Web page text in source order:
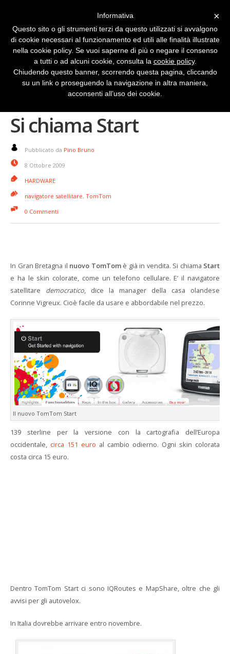
Ecco il nuovo TomTom.
Si chiama Start
Pubblicato da Pino Bruno
8 Ottobre 2009
HARDWARE
navigatore satellitare, TomTom
0 Commenti
In Gran Bretagna il nuovo TomTomè già in vendita. Si chiama Start
e ha le skin colorate, come un telefono cellulare. E’ il navigatore
satellitare democratico, dice la manager della casa olandese
Corinne Vigreux. Cioè facile da usare e abbordabile nel prezzo.
Il nuovo TomTom Start
139 sterline per la versione con la cartografia dell’Europa
occidentale, circa 151 euro al cambio odierno. Ogni skin colorata
costa circa 15 euro.
Dentro TomTom Start ci sono IQRoutes e MapShare, oltre che gli
avvisi per gli autovelox.
In Italia dovrebbe arrivare entro novembre.
×
Informativa
Questo sito o gli strumenti terzi da questo utilizzati si avvalgono
di cookie necessari al funzionamento ed utili alle finalità illustrate
nella cookie policy. Se vuoi saperne di più o negare il consenso
a tutti o ad alcuni cookie, consulta la cookie policy.
Chiudendo questo banner, scorrendo questa pagina, cliccando
su un link o proseguendo la navigazione in altra maniera,
acconsenti all’uso dei cookie.